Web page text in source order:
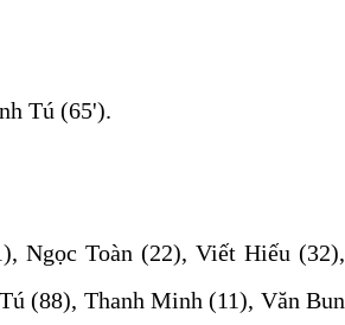
Tú (65').
Ngọc Toàn (22), Viết Hiếu (32),
(88), Thanh Minh (11), Văn Bun